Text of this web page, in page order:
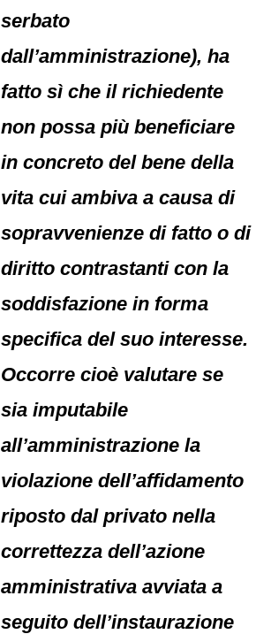
serbato
dall’amministrazione), ha
fatto sì che il richiedente
non possa più beneficiare
in concreto del bene della
vita cui ambiva a causa di
sopravvenienze di fatto o di
diritto contrastanti con la
soddisfazione in forma
specifica del suo interesse.
Occorre cioè valutare se
sia imputabile
all’amministrazione la
violazione dell’affidamento
riposto dal privato nella
correttezza dell’azione
amministrativa avviata a
seguito dell’instaurazione